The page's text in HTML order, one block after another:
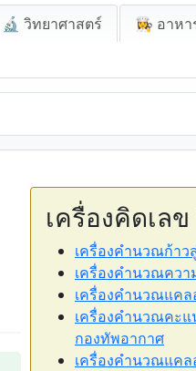
🔬 วิทยาศาสตร์ 👩‍🍳 อาหา
เครื่องคิดเล
เครื่องคำนวณก้าว
เครื่องคำนวณควา
เครื่องคำนวณแคล
เครื่องคำนวณคะ
กองทัพอากาศ
เครื่องคำนวณแคล